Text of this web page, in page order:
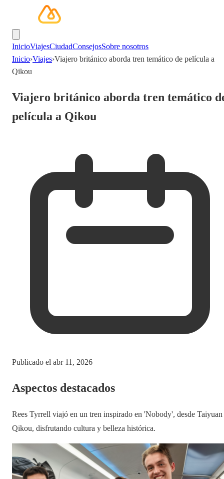
InicioViajesCiudadConsejosSobre nosotros
Inicio›Viajes›Viajero británico aborda tren temático de película a
Qikou
Viajero británico aborda tren temático
película a Qikou
Publicado el abr 11, 2026
Aspectos destacados
Rees Tyrrell viajó en un tren inspirado en 'Nobody', desde Taiyuan
Qikou, disfrutando cultura y belleza histórica.